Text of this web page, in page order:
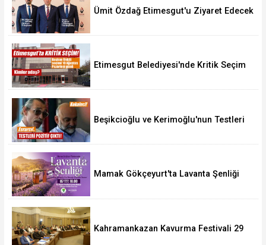
Ümit Özdağ Etimesgut'u Ziyaret Edecek
Etimesgut Belediyesi'nde Kritik Seçim
Beşikcioğlu ve Kerimoğlu'nun Testleri
Mamak Gökçeyurt'ta Lavanta Şenliği
Kahramankazan Kavurma Festivali 29